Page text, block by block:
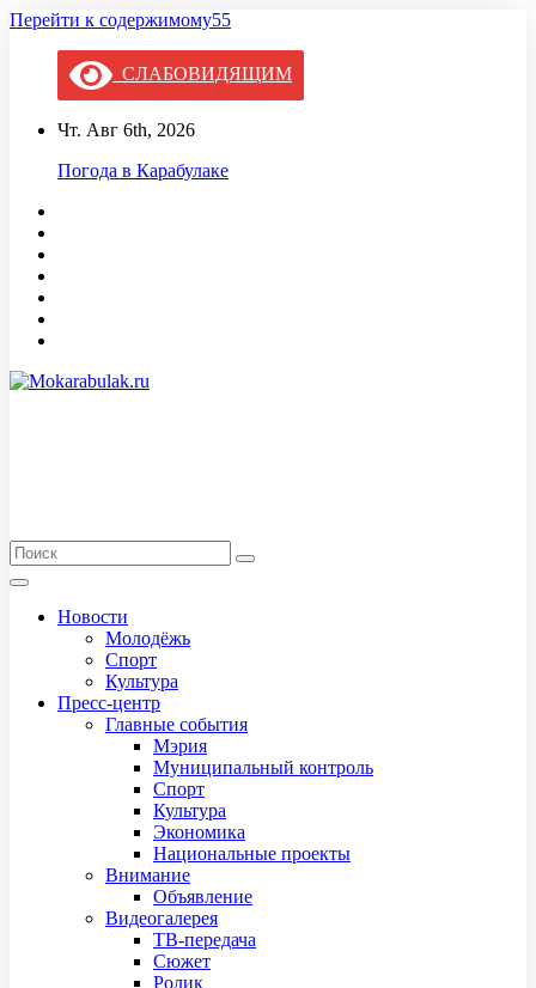
Перейти к содержимому55
СЛАБОВИДЯЩИМ
Чт. Авг 6th, 2026
Погода в Карабулаке
Новости
Молодёжь
Спорт
Культура
Пресс-центр
Главные события
Мэрия
Муниципальный контроль
Спорт
Культура
Экономика
Национальные проекты
Внимание
Объявление
Видеогалерея
ТВ-передача
Сюжет
Ролик